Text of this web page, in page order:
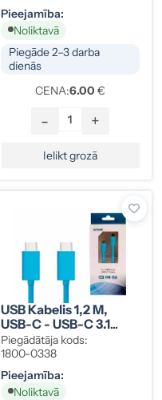
Pieejamība:
Noliktavā
Piegāde 2–3 darba
dienās
CENA:6.00 €
- +
Ielikt grozā
USB Kabelis 1,2 M,
USB-C - USB-C 3.1
Gen1, Zils
Piegādātāja kods:
1800-0338
Pieejamība:
Noliktavā